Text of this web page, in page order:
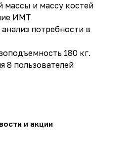
массы и массу костей
ИМТ
потребности в
180 кг.
8 пользователей
и акции